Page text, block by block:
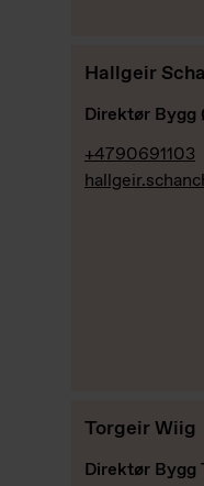
Hallgeir
Direktør Bygg
+4790691103
Torgeir Wiig
Direktør Bygg